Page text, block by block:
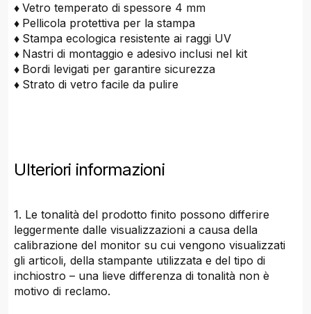
♦Vetro temperato di spessore 4 mm
♦ Pellicola protettiva per la stampa
♦ Stampa ecologica resistente ai raggi UV
♦ Nastri di montaggio e adesivo inclusi nel kit
♦ Bordi levigati per garantire sicurezza
♦ Strato di vetro facile da pulire
Ulteriori informazioni
1. Le tonalità del prodotto finito possono differire
leggermente dalle visualizzazioni a causa della
calibrazione del monitor su cui vengono visualizzati
gli articoli, della stampante utilizzata e del tipo di
inchiostro – una lieve differenza di tonalità non è
motivo di reclamo.